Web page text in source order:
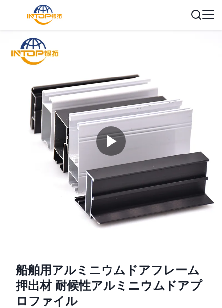
船舶用アルミニウムドアフレーム
押出材 耐候性アルミニウムドアプ
ロファイル